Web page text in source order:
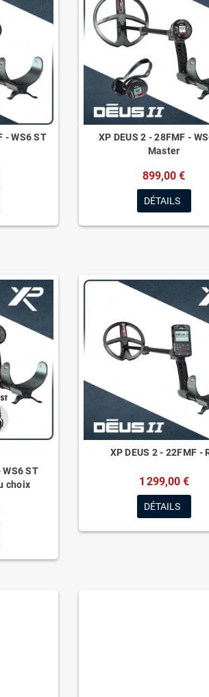
- WS6 ST
XP DEUS 2 - 28FMF -
Master
899,00 €
DÉTAILS
WS6 ST
choix
XP DEUS 2 - 22FMF -
1 299,00 €
DÉTAILS